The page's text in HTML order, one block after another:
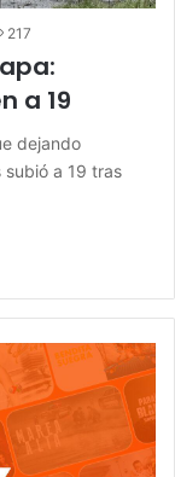
217
a 19
dejando
a 19 tras